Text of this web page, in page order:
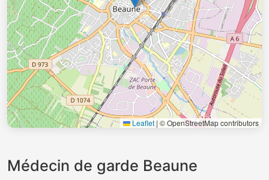
Leaflet | © OpenStreetMap contributors
Médecin de garde Beaune